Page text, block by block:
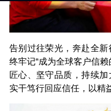
告别过往荣光，奔赴全
终牢记“成为全球客户信
匠心、坚守品质，持续
实干笃行回应信任，以精